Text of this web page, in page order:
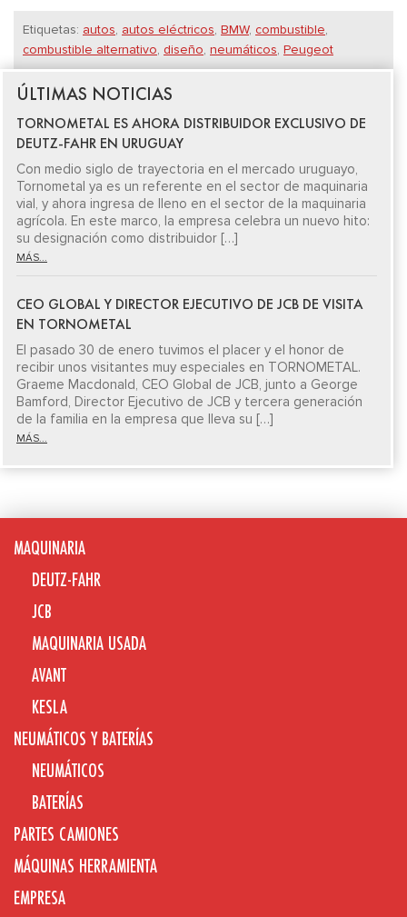
Etiquetas: autos, autos eléctricos, BMW, combustible,
combustible alternativo, diseño, neumáticos, Peugeot
ÚLTIMAS NOTICIAS
TORNOMETAL ES AHORA DISTRIBUIDOR EXCLUSIVO DE
DEUTZ-FAHR EN URUGUAY
Con medio siglo de trayectoria en el mercado uruguayo,
Tornometal ya es un referente en el sector de maquinaria
vial, y ahora ingresa de lleno en el sector de la maquinaria
agrícola. En este marco, la empresa celebra un nuevo hito:
su designación como distribuidor […]
MÁS...
CEO GLOBAL Y DIRECTOR EJECUTIVO DE JCB DE VISITA
EN TORNOMETAL
El pasado 30 de enero tuvimos el placer y el honor de
recibir unos visitantes muy especiales en TORNOMETAL.
Graeme Macdonald, CEO Global de JCB, junto a George
Bamford, Director Ejecutivo de JCB y tercera generación
de la familia en la empresa que lleva su […]
MÁS...
MAQUINARIA
DEUTZ-FAHR
JCB
MAQUINARIA USADA
AVANT
KESLA
NEUMÁTICOS Y BATERÍAS
NEUMÁTICOS
BATERÍAS
PARTES CAMIONES
MÁQUINAS HERRAMIENTA
EMPRESA